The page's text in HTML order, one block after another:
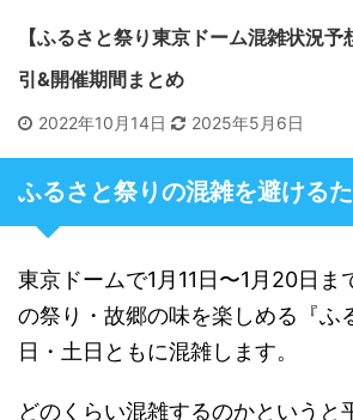
【ふるさと祭り東京ドーム混雑状況
引&開催期間まとめ
2022年10月14日 2025年5月6日
ふるさと祭りの混雑を避ける
東京ドームで1月11日〜1月20日ま
の祭り・故郷の味を楽しめる『ふ
日・土日ともに混雑します。
どのくらい混雑するのかというと